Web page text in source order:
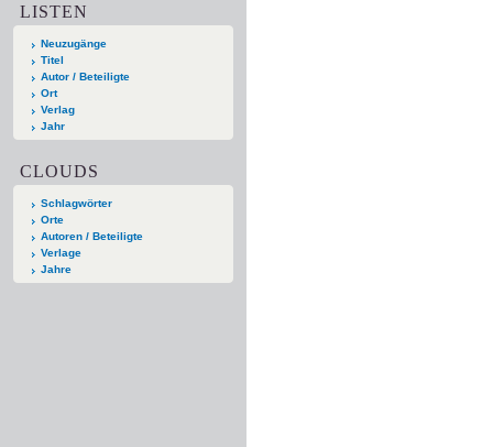
LISTEN
Neuzugänge
Titel
Autor / Beteiligte
Ort
Verlag
Jahr
CLOUDS
Schlagwörter
Orte
Autoren / Beteiligte
Verlage
Jahre